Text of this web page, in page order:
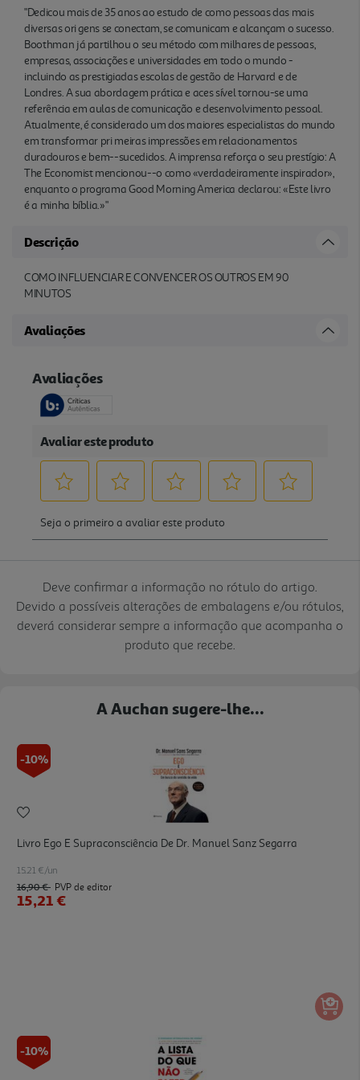
"Dedicou mais de 35 anos ao estudo de como pessoas das mais
diversas ori gens se conectam, se comunicam e alcançam o sucesso.
Boothman já partilhou o seu método com milhares de pessoas,
empresas, associações e universidades em todo o mundo -
incluindo as prestigiadas escolas de gestão de Harvard e de
Londres. A sua abordagem prática e aces sível tornou-se uma
referência em aulas de comunicação e desenvolvimento pessoal.
Atualmente, é considerado um dos maiores especialistas do mundo
em transformar pri meiras impressões em relacionamentos
duradouros e bem--sucedidos. A imprensa reforça o seu prestígio: A
The Economist mencionou--o como «verdadeiramente inspirador»,
enquanto o programa Good Morning America declarou: «Este livro
é a minha bíblia.»"
Descrição
COMO INFLUENCIAR E CONVENCER OS OUTROS EM 90
MINUTOS
Avaliações
Deve confirmar a informação no rótulo do artigo.
Devido a possíveis alterações de embalagens e/ou rótulos,
deverá considerar sempre a informação que acompanha o
produto que recebe.
A Auchan sugere-lhe...
-10%
Livro Ego E Supraconsciência De Dr. Manuel Sanz Segarra
15.21 €/un
16,90 € PVP de editor
15,21 €
-10%